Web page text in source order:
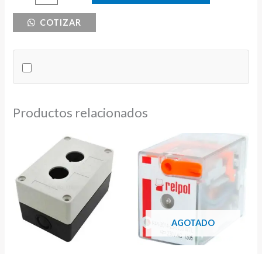
DISTRIBUCION
cantidad
COTIZAR
Productos relacionados
AGOTADO